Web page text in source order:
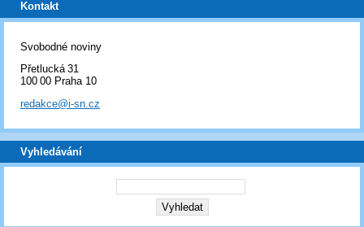
Kontakt
Svobodné noviny
Přetlucká 31
100 00 Praha 10
redakce@i-sn.cz
Vyhledávání